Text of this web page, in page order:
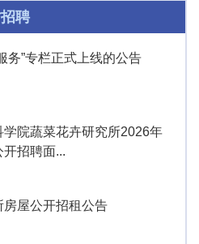
聘
务”专栏正式上线的公告
学院蔬菜花卉研究所2026年
开招聘面...
房屋公开招租公告